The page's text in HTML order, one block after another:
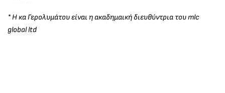
* Η κα Γερολυμάτου είναι η ακαδημαική διευθύντρια του mlc
global ltd